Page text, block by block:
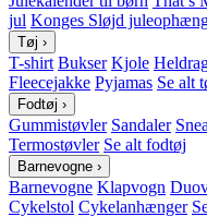
jul Konges Sløjd
Tøj ›
T-shirt Bukser Kjole
Fleecejakke Pyjamas Se alt
Fodtøj ›
Gummistøvler Sandaler
Termostøvler Se alt fodtøj
Barnevogne ›
Barnevogne Klapvogn
Cykelstol Cykelanhænger